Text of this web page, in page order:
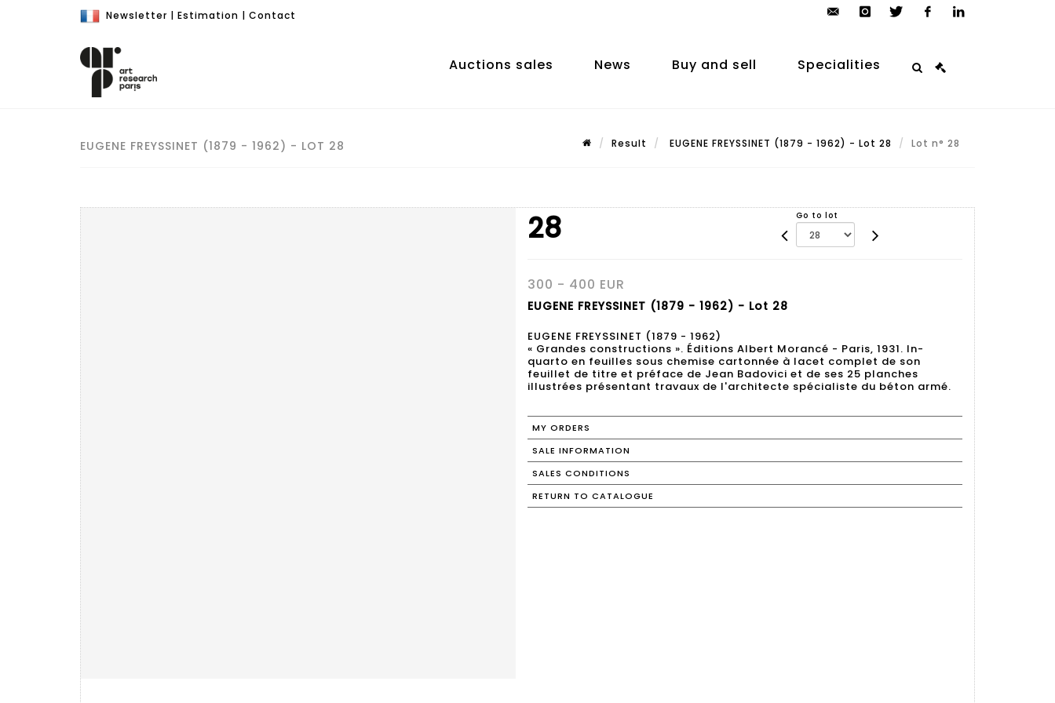
Newsletter | Estimation | Contact
auction.com
Auctions sales News Buy and sell Specialities
EUGENE FREYSSINET (1879 - 1962) - LOT 28 Result EUGENE FREYSSINET (1879 - 1962) - Lot 28 Lot n° 28
28 Go to lot
300 - 400 EUR
EUGENE FREYSSINET (1879 - 1962) - Lot 28
EUGENE FREYSSINET (1879 - 1962)
« Grandes constructions ». Éditions Albert Morancé - Paris, 1931. In-
quarto en feuilles sous chemise cartonnée à lacet complet de son
feuillet de titre et préface de Jean Badovici et de ses 25 planches
MY ORDERS
SALE INFORMATION
SALES CONDITIONS
RETURN TO CATALOGUE